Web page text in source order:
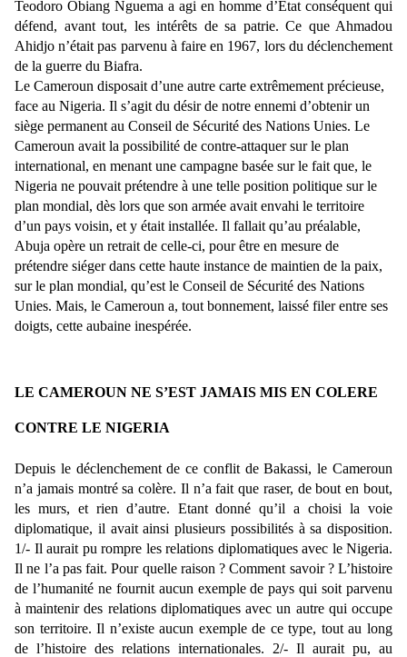
Teodoro Obiang Nguema a agi en homme d’Etat conséquent qui
défend, avant tout, les intérêts de sa patrie. Ce que Ahmadou
Ahidjo n’était pas parvenu à faire en 1967, lors du déclenchement
de la guerre du Biafra.
Le Cameroun disposait d’une autre carte extrêmement précieuse,
face au Nigeria. Il s’agit du désir de notre ennemi d’obtenir un
siège permanent au Conseil de Sécurité des Nations Unies. Le
Cameroun avait la possibilité de contre-attaquer sur le plan
international, en menant une campagne basée sur le fait que, le
Nigeria ne pouvait prétendre à une telle position politique sur le
plan mondial, dès lors que son armée avait envahi le territoire
d’un pays voisin, et y était installée. Il fallait qu’au préalable,
Abuja opère un retrait de celle-ci, pour être en mesure de
prétendre siéger dans cette haute instance de maintien de la paix,
sur le plan mondial, qu’est le Conseil de Sécurité des Nations
Unies. Mais, le Cameroun a, tout bonnement, laissé filer entre ses
doigts, cette aubaine inespérée.
LE CAMEROUN NE S’EST JAMAIS MIS EN COLERE
CONTRE LE NIGERIA
Depuis le déclenchement de ce conflit de Bakassi, le Cameroun
n’a jamais montré sa colère. Il n’a fait que raser, de bout en bout,
les murs, et rien d’autre. Etant donné qu’il a choisi la voie
diplomatique, il avait ainsi plusieurs possibilités à sa disposition.
1/- Il aurait pu rompre les relations diplomatiques avec le Nigeria.
Il ne l’a pas fait. Pour quelle raison ? Comment savoir ? L’histoire
de l’humanité ne fournit aucun exemple de pays qui soit parvenu
à maintenir des relations diplomatiques avec un autre qui occupe
son territoire. Il n’existe aucun exemple de ce type, tout au long
de l’histoire des relations internationales. 2/- Il aurait pu, au